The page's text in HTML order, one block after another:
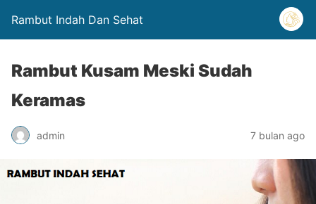
Rambut Indah Dan Sehat
Rambut Kusam Meski Sudah
Keramas
admin 7 bulan ago